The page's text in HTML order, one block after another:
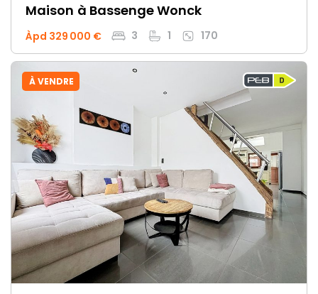
Maison à Bassenge Wonck
Àpd 329 000 € 3 1 170
À VENDRE